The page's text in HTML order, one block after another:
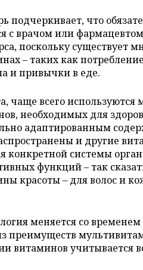
подчеркивает, что
с врачом или
поскольку существует
– таких как
и привычки в еде.
чаще всего
необходимых для
адаптированным
и другие
конкретной системы
функций – так
красоты – для волос и
меняется со
преимуществ
витаминов учитывается